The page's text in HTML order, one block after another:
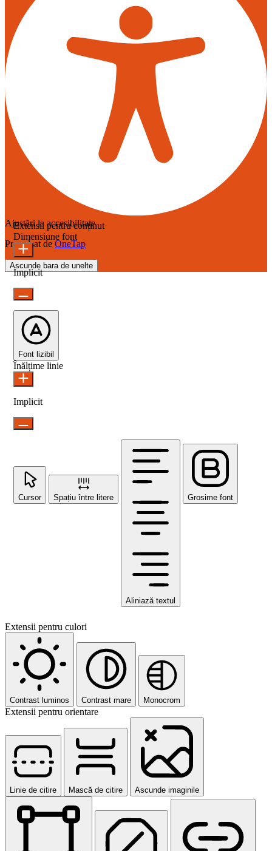
Ajustări la accesibilitate
Propulsat de OneTap
Ascunde bara de unelte
Extensii pentru conținut
Dimensiune font
Implicit
Font lizibil
Înălțime linie
Implicit
Cursor Spațiu între litere
Aliniază textul
Grosime font
Extensii pentru culori
Contrast luminos Contrast mare Monocrom
Extensii pentru orientare
Linie de citire Mască de citire Ascunde imaginile